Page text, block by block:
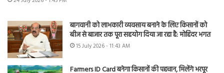
बागवानी को लाभकारी व्यवसाय बनाने के लिए किसानों को
बीज से बाजार तक पूरा सहयोग दिया जा रहा है: मोहिंदर भगत
15 July 2026 - 11:43 AM
Farmers ID Card बनेगा किसानों की पहचान, मिलेंगे भरपूर